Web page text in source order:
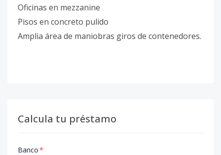
Oficinas en mezzanine
Pisos en concreto pulido
Amplia área de maniobras giros de contenedores.
Calcula tu préstamo
Banco*